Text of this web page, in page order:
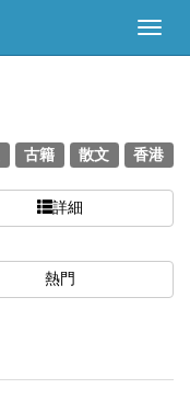
古籍 散文 香港
詳細
熱門